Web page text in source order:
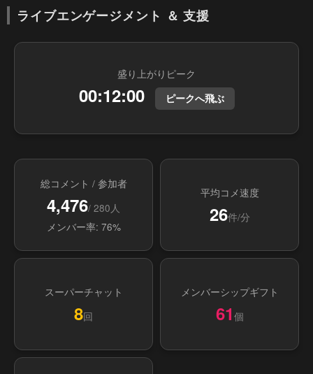
ライブエンゲージメント ＆ 支援
盛り上がりピーク
00:12:00 ピークへ飛ぶ
総コメント / 参加者
4,476/ 280人
メンバー率: 76%
平均コメ速度
26件/分
スーパーチャット
8回
メンバーシップギフト
61 個